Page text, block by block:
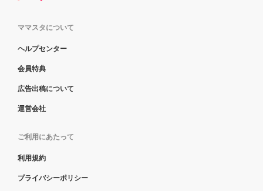
ママスタについて
ヘルプセンター
会員特典
広告出稿について
運営会社
ご利用にあたって
利用規約
プライバシーポリシー